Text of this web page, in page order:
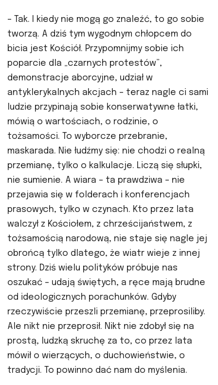
– Tak. I kiedy nie mogą go znaleźć, to go sobie
tworzą. A dziś tym wygodnym chłopcem do
bicia jest Kościół. Przypomnijmy sobie ich
poparcie dla „czarnych protestów”,
demonstracje aborcyjne, udział w
antyklerykalnych akcjach – teraz nagle ci sami
ludzie przypinają sobie konserwatywne łatki,
mówią o wartościach, o rodzinie, o
tożsamości. To wyborcze przebranie,
maskarada. Nie łudźmy się: nie chodzi o realną
przemianę, tylko o kalkulacje. Liczą się słupki,
nie sumienie. A wiara – ta prawdziwa – nie
przejawia się w folderach i konferencjach
prasowych, tylko w czynach. Kto przez lata
walczył z Kościołem, z chrześcijaństwem, z
tożsamością narodową, nie staje się nagle jej
obrońcą tylko dlatego, że wiatr wieje z innej
strony. Dziś wielu polityków próbuje nas
oszukać – udają świętych, a ręce mają brudne
od ideologicznych porachunków. Gdyby
rzeczywiście przeszli przemianę, przeprosiliby.
Ale nikt nie przeprosił. Nikt nie zdobył się na
prostą, ludzką skruchę za to, co przez lata
mówił o wierzących, o duchowieństwie, o
tradycji. To powinno dać nam do myślenia.